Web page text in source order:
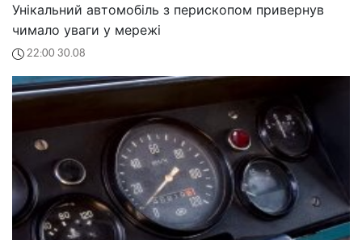
Унікальний автомобіль з перископом привернув
чимало уваги у мережі
22:00 30.08